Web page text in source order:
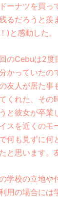
ーナツを買っ
るだろうと羨
)と感動した。
のCebuは2度
かっていたの
友人が居た事
くれた、その
と彼女が卒業
スを近くのモ
何も見ずに何
と思います。
学校の立地や
用の場合には